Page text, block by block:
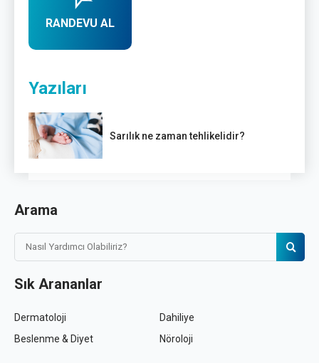
RANDEVU AL
Yazıları
Sarılık ne zaman tehlikelidir?
Arama
Sık Arananlar
Dermatoloji
Dahiliye
Beslenme & Diyet
Nöroloji